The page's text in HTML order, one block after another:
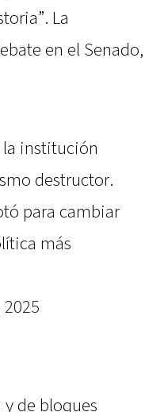
La
en el Senado,
la institución
destructor.
para cambiar
más
de bloques